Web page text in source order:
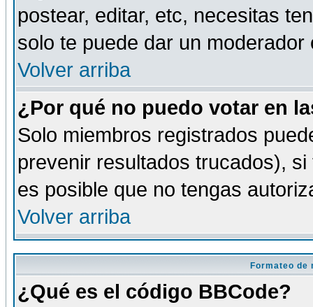
postear, editar, etc, necesitas
solo te puede dar un
Volver arriba
¿Por qué no puedo votar en
Solo miembros registrados
prevenir resultados trucados),
es posible que no tengas
Volver arriba
Formateo de
¿Qué es el código BBCode?